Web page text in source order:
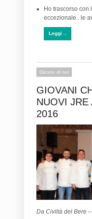
Ho trascorso con
eccezionale.. le
Leggi ..
Dicono di noi
GIOVANI
NUOVI JRE
2016
Da Civiltà del Bere